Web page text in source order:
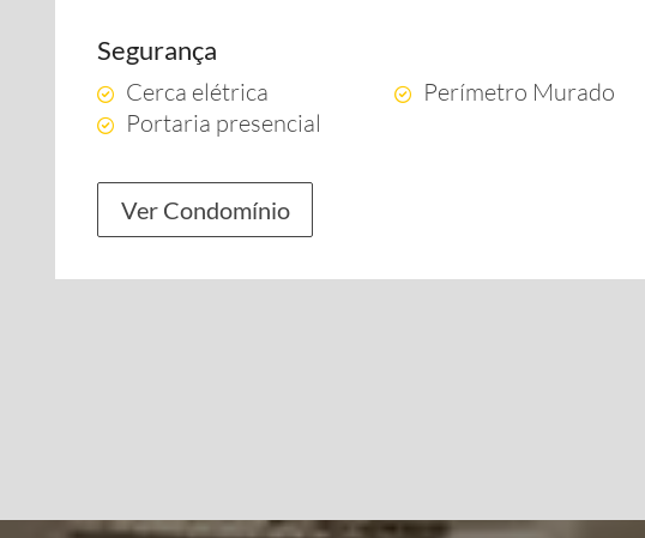
Segurança
Cerca elétrica Perímetro Murado
Portaria presencial
Ver Condomínio